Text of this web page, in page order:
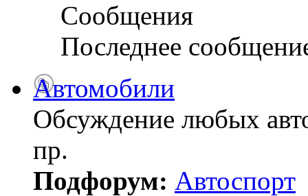
Сообщения
Последнее
Автомобили
Обсуждение любых
пр.
Подфорум: Автоспорт